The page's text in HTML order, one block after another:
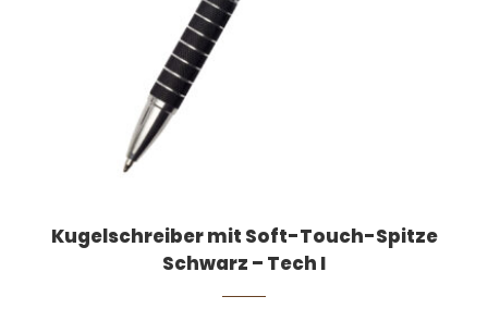
Kugelschreiber mit Soft-Touch-Spitze
Schwarz – Tech I